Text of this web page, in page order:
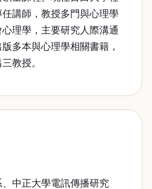
講師，教授多門與心理學
理學，主要研究人際溝通
多本與心理學相關書籍，
教授。
中正大學電訊傳播研究